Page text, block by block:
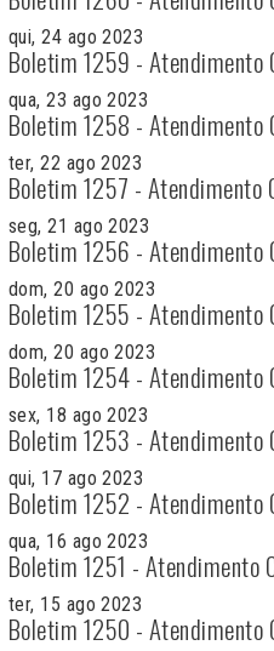
qui, 24 ago 2023
Boletim 1259 - Atendimento
qua, 23 ago 2023
Boletim 1258 - Atendimento
ter, 22 ago 2023
Boletim 1257 - Atendimento
seg, 21 ago 2023
Boletim 1256 - Atendimento
dom, 20 ago 2023
Boletim 1255 - Atendimento
dom, 20 ago 2023
Boletim 1254 - Atendimento
sex, 18 ago 2023
Boletim 1253 - Atendimento
qui, 17 ago 2023
Boletim 1252 - Atendimento
qua, 16 ago 2023
Boletim 1251 - Atendimento
ter, 15 ago 2023
Boletim 1250 - Atendimento